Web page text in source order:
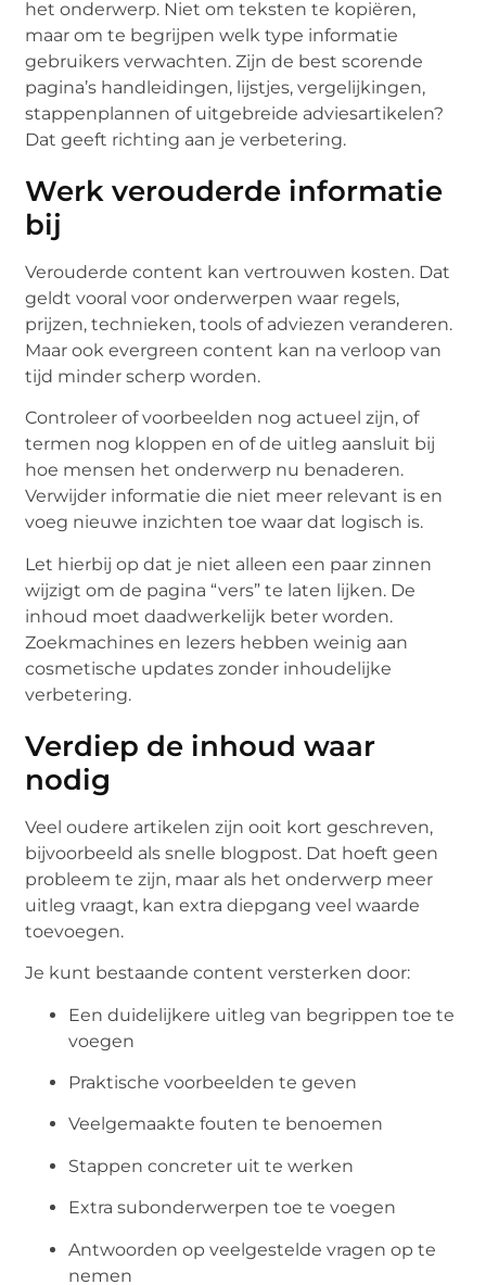
het onderwerp. Niet om teksten te kopiëren,
maar om te begrijpen welk type informatie
gebruikers verwachten. Zijn de best scorende
pagina’s handleidingen, lijstjes, vergelijkingen,
stappenplannen of uitgebreide adviesartikelen?
Dat geeft richting aan je verbetering.
Werk verouderde informatie
bij
Verouderde content kan vertrouwen kosten. Dat
geldt vooral voor onderwerpen waar regels,
prijzen, technieken, tools of adviezen veranderen.
Maar ook evergreen content kan na verloop van
tijd minder scherp worden.
Controleer of voorbeelden nog actueel zijn, of
termen nog kloppen en of de uitleg aansluit bij
hoe mensen het onderwerp nu benaderen.
Verwijder informatie die niet meer relevant is en
voeg nieuwe inzichten toe waar dat logisch is.
Let hierbij op dat je niet alleen een paar zinnen
wijzigt om de pagina “vers” te laten lijken. De
inhoud moet daadwerkelijk beter worden.
Zoekmachines en lezers hebben weinig aan
cosmetische updates zonder inhoudelijke
verbetering.
Verdiep de inhoud waar
nodig
Veel oudere artikelen zijn ooit kort geschreven,
bijvoorbeeld als snelle blogpost. Dat hoeft geen
probleem te zijn, maar als het onderwerp meer
uitleg vraagt, kan extra diepgang veel waarde
toevoegen.
Je kunt bestaande content versterken door:
Een duidelijkere uitleg van begrippen toe te
voegen
Praktische voorbeelden te geven
Veelgemaakte fouten te benoemen
Stappen concreter uit te werken
Extra subonderwerpen toe te voegen
Antwoorden op veelgestelde vragen op te
nemen